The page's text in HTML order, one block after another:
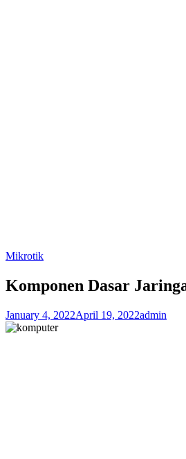
Mikrotik
Komponen Dasar
January 4, 2022April 19, 2022admin